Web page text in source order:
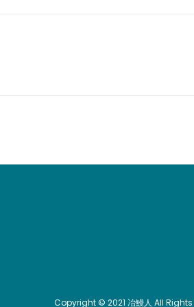
Copyright © 2021 冶鰻人 All